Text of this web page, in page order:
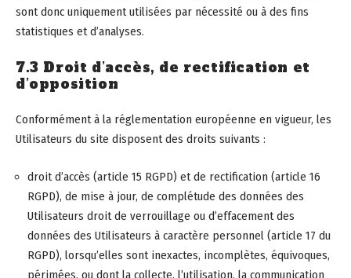
sont donc uniquement utilisées par nécessité ou à des fins
statistiques et d’analyses.
7.3 Droit d’accès, de rectification et
d’opposition
Conformément à la réglementation européenne en vigueur, les
Utilisateurs du site disposent des droits suivants :
droit d’accès (article 15 RGPD) et de rectification (article 16
RGPD), de mise à jour, de complétude des données des
Utilisateurs droit de verrouillage ou d’effacement des
données des Utilisateurs à caractère personnel (article 17 du
RGPD), lorsqu’elles sont inexactes, incomplètes, équivoques,
périmées, ou dont la collecte, l’utilisation, la communication